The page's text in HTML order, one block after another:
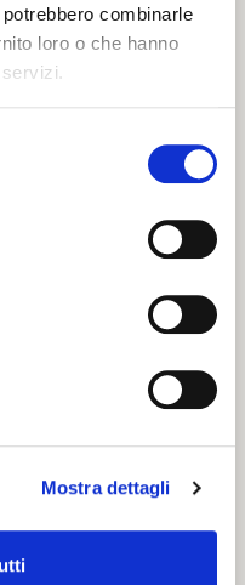
combinarle
loro o che hanno
Mostra dettagli
sbattendo, con un
quindi la farina, il
aggiungete il
una forma
con l’uovo e
e comunque fino
sarà dorata e